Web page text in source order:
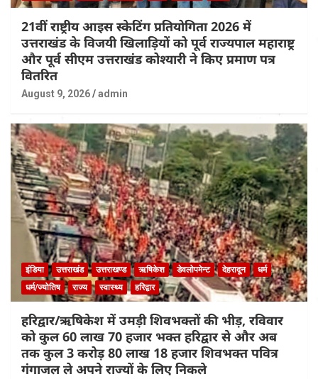
21वीं राष्ट्रीय आइस स्केटिंग प्रतियोगिता 2026 में
उत्तराखंड के विजयी खिलाड़ियों को पूर्व राज्यपाल महाराष्ट्र
और पूर्व सीएम उत्तराखंड कोश्यारी ने किए प्रमाण पत्र
वितरित
August 9, 2026 admin
इंडिया उत्तराखंड उत्तराखण्ड ऋषिकेश डेवलोपमेन्ट देहरादून
धर्म
धर्म/ज्योतिष
राज्य स्वास्थ्य हरिद्वार
हरिद्वार/ऋषिकेश में उमड़ी शिवभक्तों की भीड़, रविवार
को कुल 60 लाख 70 हजार भक्त हरिद्वार से और अब
तक कुल 3 करोड़ 80 लाख 18 हजार शिवभक्त पवित्र
गंगाजल ले अपने राज्यों के लिए निकले